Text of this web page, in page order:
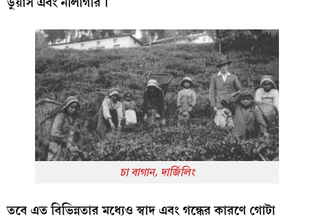
চা বাগান, দার্জিলিং
তবে এত বিভিন্নতার মধ্যেও স্বাদ এবং গন্ধের কারণে গোটা